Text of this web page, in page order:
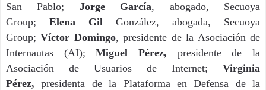
San Pablo; Jorge García, abogado, Secuoya
Group; Elena Gil González, abogada, Secuoya
Group;Víctor Domingo, presidente de la Asociación de
Internautas (AI);Miguel Pérez, presidente de la
Asociación de Usuarios de Internet; Virginia
Pérez, presidenta de la Plataforma en Defensa de la